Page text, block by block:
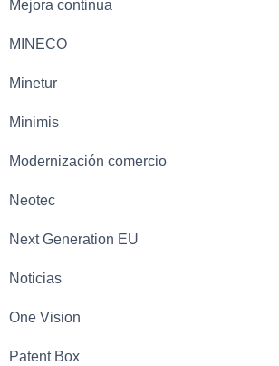
Mejora continua
MINECO
Minetur
Minimis
Modernización comercio
Neotec
Next Generation EU
Noticias
One Vision
Patent Box